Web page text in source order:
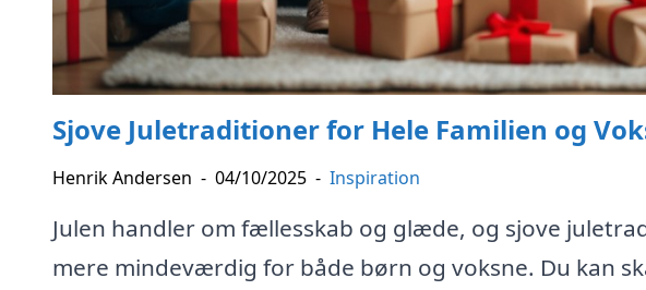
Sjove Juletraditioner for Hele Familien og
Henrik Andersen - 04/10/2025 - Inspiration
Julen handler om fællesskab og glæde, og sjove
mere mindeværdig for både børn og voksne. Du kan